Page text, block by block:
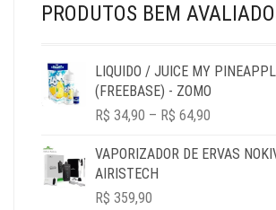
PRODUTOS BEM
LIQUIDO / JUICE MY
(FREEBASE) - ZOMO
R$ 34,90 – R$ 64,90
R$ 34,90
VAPORIZADOR DE ERVAS
AIRISTECH
R$ 359,90